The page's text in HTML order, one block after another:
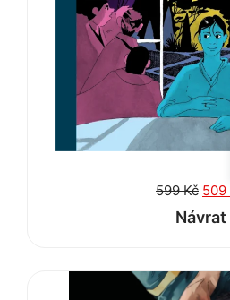
599Kč 509
Návrat